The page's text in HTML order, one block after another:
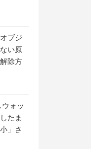
ブジ
い原
除方
ォッ
たま
」さ